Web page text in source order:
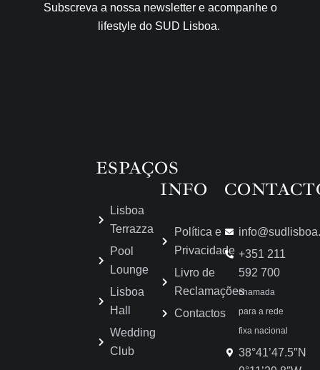
Subscreva a nossa newsletter e acompanhe o
lifestyle do SUD Lisboa.
ESPAÇOS
Lisboa
Terrazza
Pool
Lounge
Lisboa
Hall
Wedding
Club
INFO
Política e
Privacidade
Livro de
Reclamações
Contactos
+351 211
592 700
chamada
para a rede
fixa nacional
38°41’47.5″N